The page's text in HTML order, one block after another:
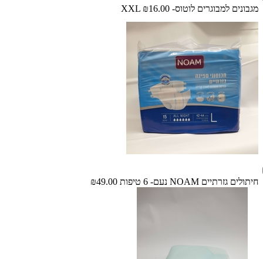
מגבונים למבוגרים לוטוס- XXL ₪16.00
חיתולים גזרתיים NOAM נעם- 6 טיפות ₪49.00